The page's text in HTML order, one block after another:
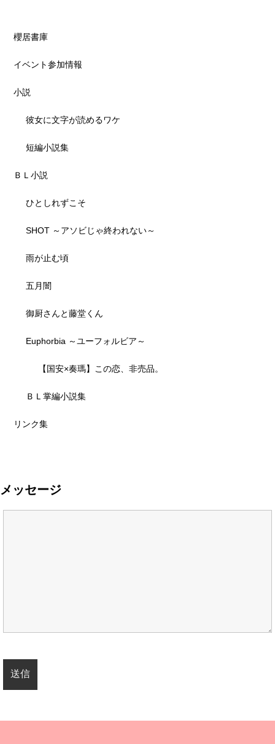
櫻居書庫
イベント参加情報
小説
彼女に文字が読めるワケ
短編小説集
ＢＬ小説
ひとしれずこそ
SHOT ～アソビじゃ終われない～
雨が止む頃
五月闇
御厨さんと藤堂くん
Euphorbia ～ユーフォルビア～
【国安×奏瑪】この恋、非売品。
ＢＬ掌編小説集
リンク集
メッセージ